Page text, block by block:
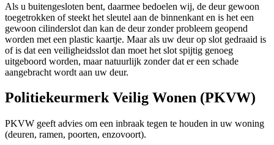
Als u buitengesloten bent, daarmee bedoelen wij, de deur gewoon
toegetrokken of steekt het sleutel aan de binnenkant en is het een
gewoon cilinderslot dan kan de deur zonder probleem geopend
worden met een plastic kaartje. Maar als uw deur op slot gedraaid is
of is dat een veiligheidsslot dan moet het slot spijtig genoeg
uitgeboord worden, maar natuurlijk zonder dat er een schade
aangebracht wordt aan uw deur.
Politiekeurmerk Veilig Wonen (PKVW)
PKVW geeft advies om een inbraak tegen te houden in uw woning
(deuren, ramen, poorten, enzovoort).